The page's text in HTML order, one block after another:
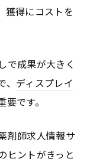
獲得にコストを
で成果が大きく
ディスプレイ
です。
剤師求人情報サ
ヒントがきっと